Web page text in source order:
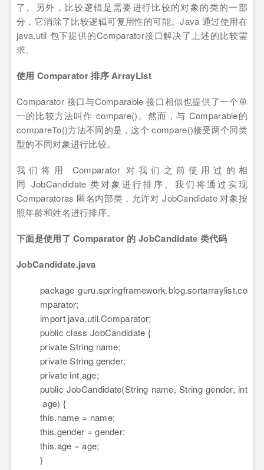
了。另外，比较逻辑是需要进行比较的对象的类的一部
分，它消除了比较逻辑可复用性的可能。Java 通过使用在
java.util 包下提供的Comparator接口解决了上述的比较需
求。
使用 Comparator 排序 ArrayList
Comparator 接口与Comparable 接口相似也提供了一个单
一的比较方法叫作 compare()。然而，与 Comparable的
compareTo()方法不同的是，这个 compare()接受两个同类
型的不同对象进行比较。
我们将用 Comparator 对我们之前使用过的相
同 JobCandidate 类对象进行排序。我们将通过实现
Comparatoras 匿名内部类，允许对 JobCandidate 对象按
照年龄和姓名进行排序。
下面是使用了 Comparator 的 JobCandidate 类代码
JobCandidate.java
package guru.springframework.blog.sortarraylist.co
mparator;
importjava.util.Comparator;
public class JobCandidate {
privateString name;
privateString gender;
private int age;
public JobCandidate(String name, String gender, int
age) {
this.name = name;
this.gender = gender;
this.age = age;
}